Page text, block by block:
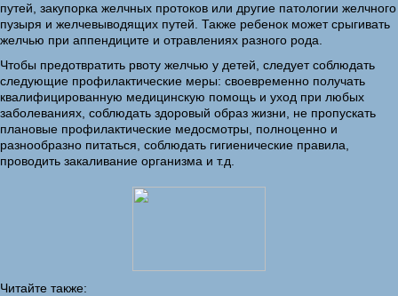
путей, закупорка желчных протоков или другие патологии желчного
пузыря и желчевыводящих путей. Также ребенок может срыгивать
желчью при аппендиците и отравлениях разного рода.
Чтобы предотвратить рвоту желчью у детей, следует соблюдать
следующие профилактические меры: своевременно получать
квалифицированную медицинскую помощь и уход при любых
заболеваниях, соблюдать здоровый образ жизни, не пропускать
плановые профилактические медосмотры, полноценно и
разнообразно питаться, соблюдать гигиенические правила,
проводить закаливание организма и т.д.
Читайте также: